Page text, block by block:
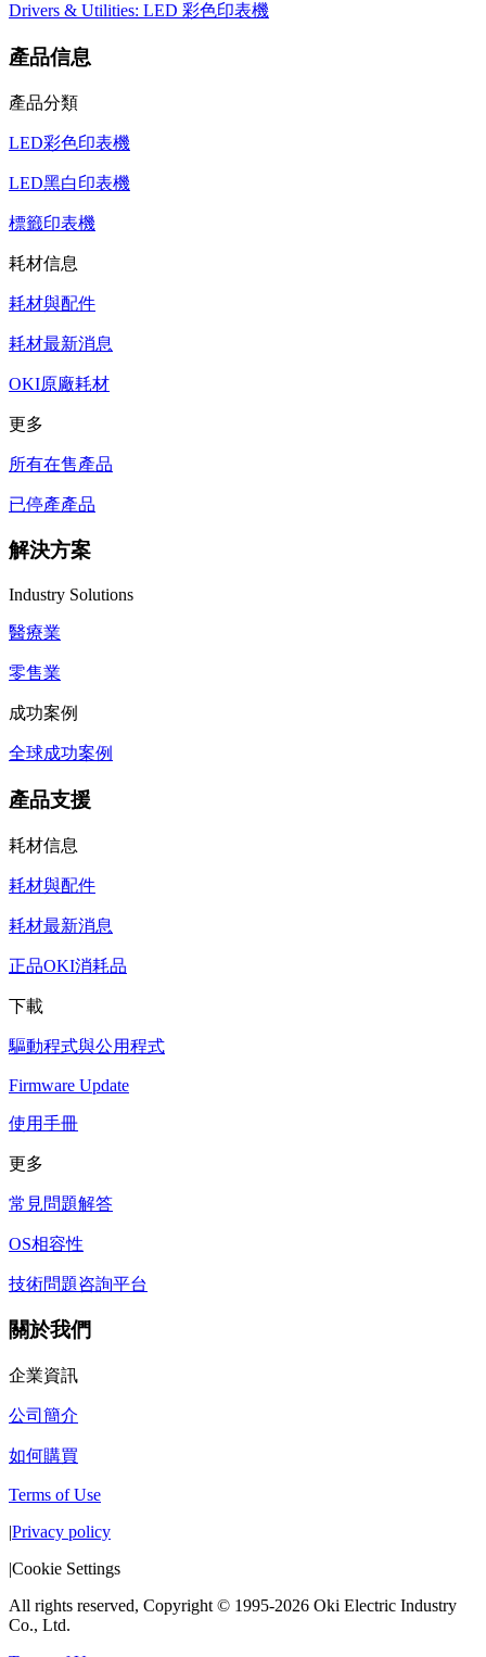
Drivers & Utilities: LED 彩色印表機
產品信息
產品分類
LED彩色印表機
LED黑白印表機
標籤印表機
耗材信息
耗材與配件
耗材最新消息
OKI原廠耗材
更多
所有在售產品
已停產產品
解決方案
Industry Solutions
醫療業
零售業
成功案例
全球成功案例
產品支援
耗材信息
耗材與配件
耗材最新消息
正品OKI消耗品
下載
驅動程式與公用程式
Firmware Update
使用手冊
更多
常見問題解答
OS相容性
技術問題咨詢平台
關於我們
企業資訊
公司簡介
如何購買
Terms of Use
|Privacy policy
|Cookie Settings
All rights reserved, Copyright © 1995-2026 Oki Electric Industry
Co., Ltd.